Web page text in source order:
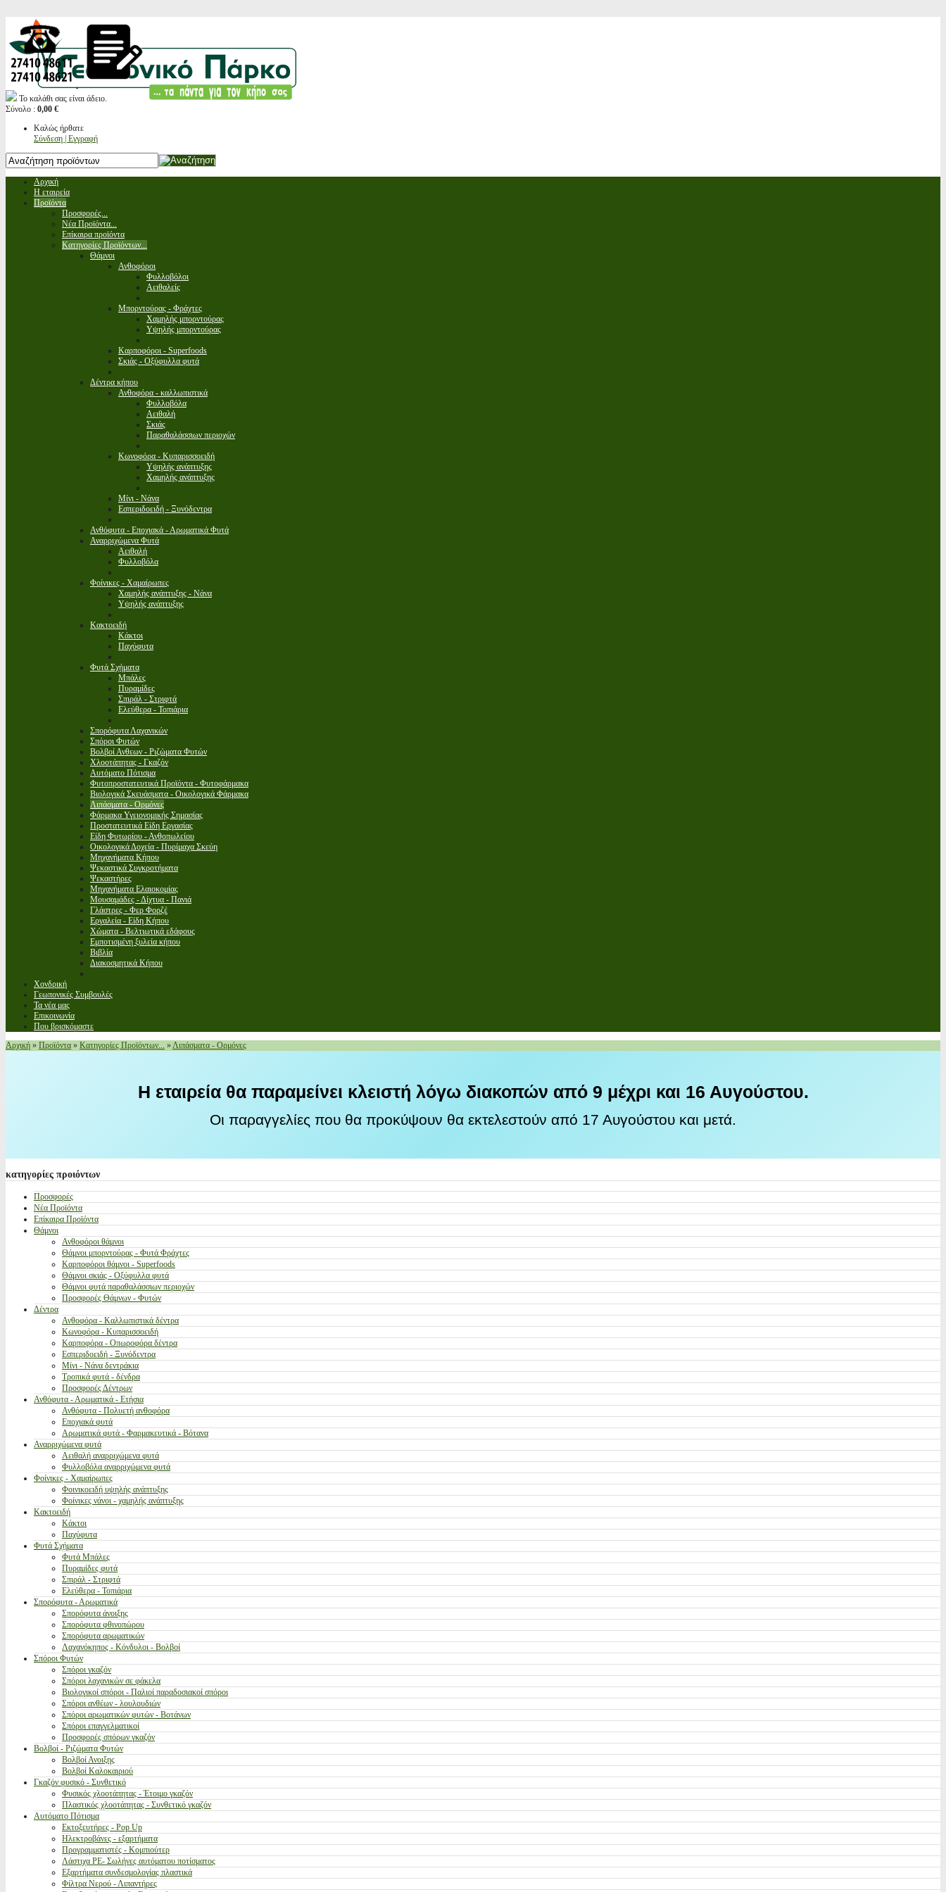
Το καλάθι σας είναι άδειο.
Σύνολο : 0,00 €
Καλώς ήρθατε
Σύνδεση | Εγγραφή
Αρχική
Η εταιρεία
Προϊόντα
Προσφορές...
Νέα Προϊόντα...
Επίκαιρα προϊόντα
Κατηγορίες Προϊόντων...
Θάμνοι
Ανθοφόροι
Φυλλοβόλοι
Αειθαλείς
Μπορντούρας - Φράχτες
Χαμηλής μπορντούρας
Υψηλής μπορντούρας
Καρποφόροι - Superfoods
Σκιάς - Οξύφυλλα φυτά
Δέντρα κήπου
Ανθοφόρα - καλλωπιστικά
Φυλλοβόλα
Αειθαλή
Σκιάς
Παραθαλάσσιων περιοχών
Κωνοφόρα - Κυπαρισσοειδή
Υψηλής ανάπτυξης
Χαμηλής ανάπτυξης
Μίνι - Νάνα
Εσπεριδοειδή - Ξυνόδεντρα
Ανθόφυτα - Εποχιακά - Αρωματικά Φυτά
Αναρριχώμενα Φυτά
Αειθαλή
Φυλλοβόλα
Φοίνικες - Χαμαίρωπες
Χαμηλής ανάπτυξης - Νάνα
Υψηλής ανάπτυξης
Κακτοειδή
Κάκτοι
Παχύφυτα
Φυτά Σχήματα
Μπάλες
Πυραμίδες
Σπιράλ - Στριφτά
Ελεύθερα - Τοπιάρια
Σπορόφυτα Λαχανικών
Σπόροι Φυτών
Βολβοί Ανθεων - Ριζώματα Φυτών
Χλοοτάπητας - Γκαζόν
Αυτόματο Πότισμα
Φυτοπροστατευτικά Προϊόντα - Φυτοφάρμακα
Βιολογικά Σκευάσματα - Οικολογικά Φάρμακα
Λιπάσματα - Ορμόνες
Φάρμακα Υγειονομικής Σημασίας
Προστατευτικά Είδη Εργασίας
Είδη Φυτωρίου - Ανθοπωλείου
Οικολογικά Δοχεία - Πυρίμαχα Σκεύη
Μηχανήματα Κήπου
Ψεκαστικά Συγκροτήματα
Ψεκαστήρες
Μηχανήματα Ελαιοκομίας
Μουσαμάδες - Δίχτυα - Πανιά
Γλάστρες - Φερ Φορζέ
Εργαλεία - Είδη Κήπου
Χώματα - Βελτιωτικά εδάφους
Εμποτισμένη ξυλεία κήπου
Βιβλία
Διακοσμητικά Κήπου
Χονδρική
Γεωπονικές Συμβουλές
Τα νέα μας
Επικοινωνία
Που βρισκόμαστε
Αρχική » Προϊόντα » Κατηγορίες Προϊόντων... »Λιπάσματα - Ορμόνες
Η εταιρεία θα παραμείνει κλειστή λόγω διακοπών από 9 μέχρι και 16 Αυγούστου.
Οι παραγγελίες που θα προκύψουν θα εκτελεστούν από 17 Αυγούστου και μετά.
κατηγορίες προιόντων
Προσφορές
Νέα Προϊόντα
Επίκαιρα Προϊόντα
Θάμνοι
Ανθοφόροι θάμνοι
Θάμνοι μπορντούρας - Φυτά Φράχτες
Καρποφόροι θάμνοι - Superfoods
Θάμνοι σκιάς - Οξύφυλλα φυτά
Θάμνοι φυτά παραθαλάσσιων περιοχών
Προσφορές Θάμνων - Φυτών
Δέντρα
Ανθοφόρα - Καλλωπιστικά δέντρα
Κωνοφόρα - Κυπαρισσοειδή
Καρποφόρα - Οπωροφόρα δέντρα
Εσπεριδοειδή - Ξυνόδεντρα
Μίνι - Νάνα δεντράκια
Τροπικά φυτά - δένδρα
Προσφορές Δέντρων
Ανθόφυτα - Αρωματικά - Ετήσια
Ανθόφυτα - Πολυετή ανθοφόρα
Εποχιακά φυτά
Αρωματικά φυτά - Φαρμακευτικά - Βότανα
Αναρριχώμενα φυτά
Αειθαλή αναρριχώμενα φυτά
Φυλλοβόλα αναρριχώμενα φυτά
Φοίνικες - Χαμαίρωπες
Φοινικοειδή υψηλής ανάπτυξης
Φοίνικες νάνοι - χαμηλής ανάπτυξης
Κακτοειδή
Κάκτοι
Παχύφυτα
Φυτά Σχήματα
Φυτά Μπάλες
Πυραμίδες φυτά
Σπιράλ - Στριφτά
Ελεύθερα - Τοπιάρια
Σπορόφυτα - Αρωματικά
Σπορόφυτα άνοιξης
Σπορόφυτα φθινοπώρου
Σπορόφυτα αρωματικών
Λαχανόκηπος - Κόνδυλοι - Βολβοί
Σπόροι Φυτών
Σπόροι γκαζόν
Σπόροι λαχανικών σε φάκελα
Βιολογικοί σπόροι - Παλιοί παραδοσιακοί σπόροι
Σπόροι ανθέων - λουλουδιών
Σπόροι αρωματικών φυτών - Βοτάνων
Σπόροι επαγγελματικοί
Προσφορές σπόρων γκαζόν
Βολβοί - Ριζώματα Φυτών
Βολβοί Ανοιξης
Βολβοί Καλοκαιριού
Γκαζόν φυσικό - Συνθετικό
Φυσικός χλοοτάπητας - Έτοιμο γκαζόν
Πλαστικός χλοοτάπητας - Συνθετικό γκαζόν
Αυτόματο Πότισμα
Εκτοξευτήρες - Pop Up
Ηλεκτροβάνες - εξαρτήματα
Προγραμματιστές - Κομπιούτερ
Λάστιχα PE- Σωλήνες αυτόματου ποτίσματος
Εξαρτήματα συνδεσμολογίας πλαστικά
Φίλτρα Νερού - Λιπαντήρες